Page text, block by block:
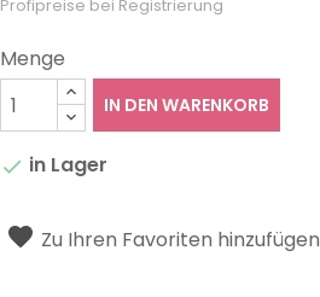
Profipreise bei Registrierung
Menge
IN DEN WARENKORB
 in Lager
Zu Ihren Favoriten hinzufügen